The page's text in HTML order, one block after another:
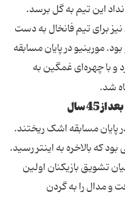
نداد این تیم به گل برسد.
برای تیم فانخال به دست
مورینیو در پایان مسابقه
با چهره‌ای غمگین به
شد.
45 سال
پایان مسابقه اشک ریختند.
جامی بود که بالاخره به اینتر رسید.
تشویق بازیکنان اولین
و مدال را به گردن